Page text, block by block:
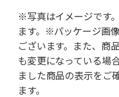
※写真はイメージです
ます。※パッケージ画
ございます。また、商
も変更になっている場
ました商品の表示をご
ます。